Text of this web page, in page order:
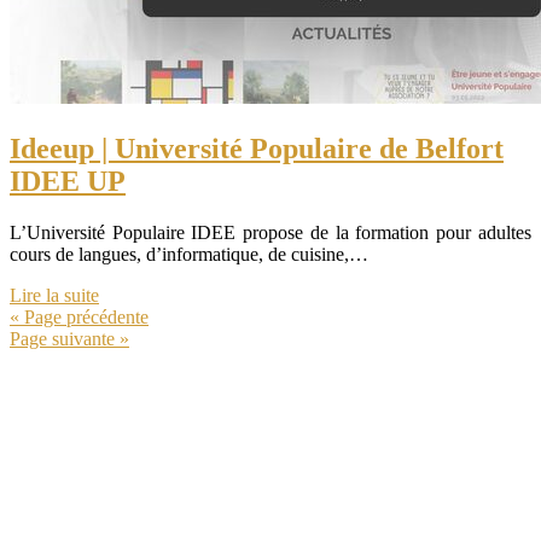
Ideeup | Université Populaire de Belfort
IDEE UP
L’Université Populaire IDEE propose de la formation pour adultes
cours de langues, d’informatique, de cuisine,…
Lire la suite
« Page précédente
Page suivante »